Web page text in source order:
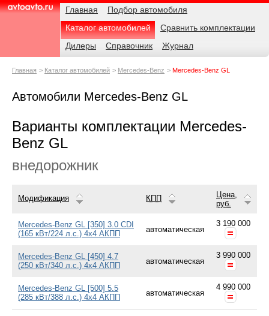
AvtoAvto.ru
Навигация Главная
Подбор автомобиля
Каталог автомобилей
Сравнить комплектации
Дилеры
Справочник Журнал
Родительские
Главная Каталог автомобилей Mercedes-Benz Mercedes-Benz GL
Автомобили Mercedes-Benz GL
Варианты комплектации Mercedes-
Benz GL
внедорожник
Модификация КПП
Цена,
руб.
Mercedes-Benz GL [350] 3.0 CDI
(165 кВт/224 л.с.) 4x4 АКПП
автоматическая
3 190 000
Mercedes-Benz GL [450] 4.7
(250 кВт/340 л.с.) 4x4 АКПП
автоматическая
3 990 000
Mercedes-Benz GL [500] 5.5
(285 кВт/388 л.с.) 4x4 АКПП
автоматическая
4 990 000